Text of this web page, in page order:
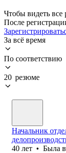
Чтобы видеть все
После
За всё время
По соответствию
20 резюме
Начальник
40 лет • Была